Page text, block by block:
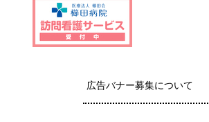
広告バナー募集について